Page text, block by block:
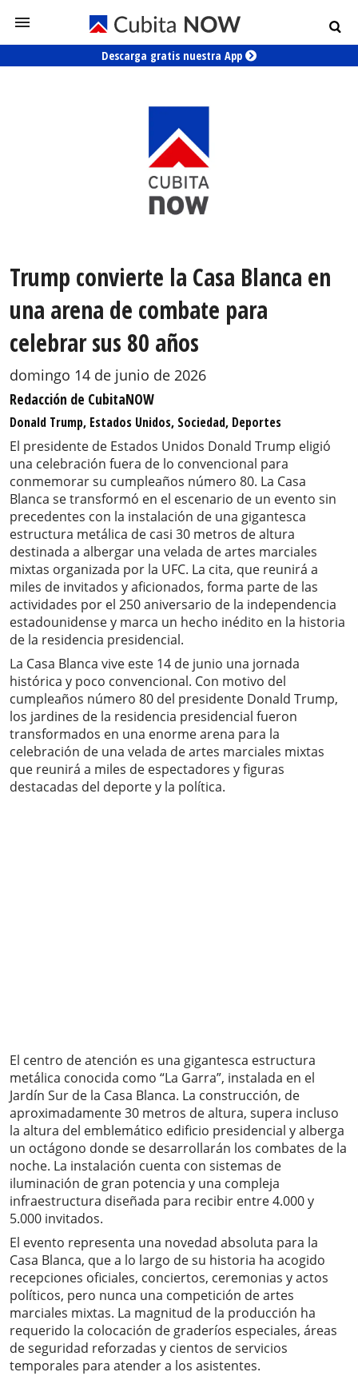
Descarga gratis nuestra App
Trump convierte la Casa Blanca en
una arena de combate para
celebrar sus 80 años
domingo 14 de junio de 2026
Redacción de CubitaNOW
Donald Trump, Estados Unidos, Sociedad, Deportes
El presidente de Estados Unidos Donald Trump eligió
una celebración fuera de lo convencional para
conmemorar su cumpleaños número 80. La Casa
Blanca se transformó en el escenario de un evento sin
precedentes con la instalación de una gigantesca
estructura metálica de casi 30 metros de altura
destinada a albergar una velada de artes marciales
mixtas organizada por la UFC. La cita, que reunirá a
miles de invitados y aficionados, forma parte de las
actividades por el 250 aniversario de la independencia
estadounidense y marca un hecho inédito en la historia
de la residencia presidencial.
La Casa Blanca vive este 14 de junio una jornada
histórica y poco convencional. Con motivo del
cumpleaños número 80 del presidente Donald Trump,
los jardines de la residencia presidencial fueron
transformados en una enorme arena para la
celebración de una velada de artes marciales mixtas
que reunirá a miles de espectadores y figuras
destacadas del deporte y la política.
El centro de atención es una gigantesca estructura
metálica conocida como “La Garra”, instalada en el
Jardín Sur de la Casa Blanca. La construcción, de
aproximadamente 30 metros de altura, supera incluso
la altura del emblemático edificio presidencial y alberga
un octágono donde se desarrollarán los combates de la
noche. La instalación cuenta con sistemas de
iluminación de gran potencia y una compleja
infraestructura diseñada para recibir entre 4.000 y
5.000 invitados.
El evento representa una novedad absoluta para la
Casa Blanca, que a lo largo de su historia ha acogido
recepciones oficiales, conciertos, ceremonias y actos
políticos, pero nunca una competición de artes
marciales mixtas. La magnitud de la producción ha
requerido la colocación de graderíos especiales, áreas
de seguridad reforzadas y cientos de servicios
temporales para atender a los asistentes.